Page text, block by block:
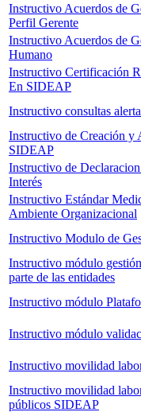
Instructivo Acuerdos de
Perfil Gerente
Instructivo Acuerdos de
Humano
Instructivo Certificación
En SIDEAP
Instructivo consultas
Instructivo de Creación y
SIDEAP
Instructivo de
Interés
Instructivo Estándar
Ambiente Organizacional
Instructivo Modulo de
Instructivo módulo
parte de las entidades
Instructivo módulo
Instructivo módulo
Instructivo movilidad
Instructivo movilidad
públicos SIDEAP